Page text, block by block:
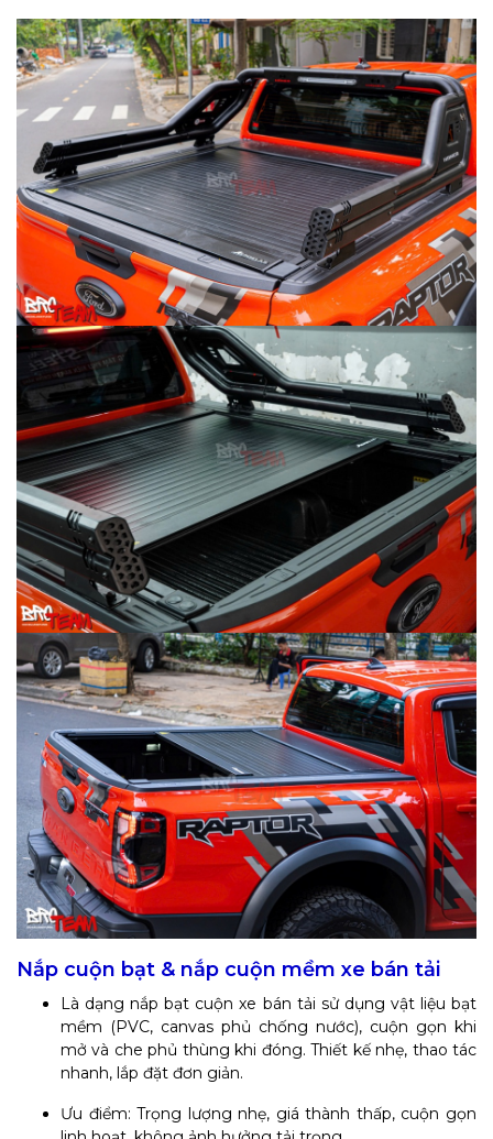
Nắp cuộn bạt & nắp cuộn mềm xe bán tải
Là dạng nắp bạt cuộn xe bán tải sử dụng vật liệu bạt
mềm (PVC, canvas phủ chống nước), cuộn gọn khi
mở và che phủ thùng khi đóng. Thiết kế nhẹ, thao tác
nhanh, lắp đặt đơn giản.
Ưu điểm: Trọng lượng nhẹ, giá thành thấp, cuộn gọn